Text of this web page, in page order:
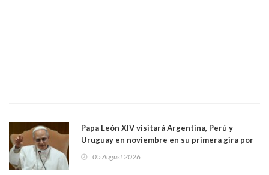
Papa León XIV visitará Argentina, Perú y
Uruguay en noviembre en su primera gira por
05 August 2026